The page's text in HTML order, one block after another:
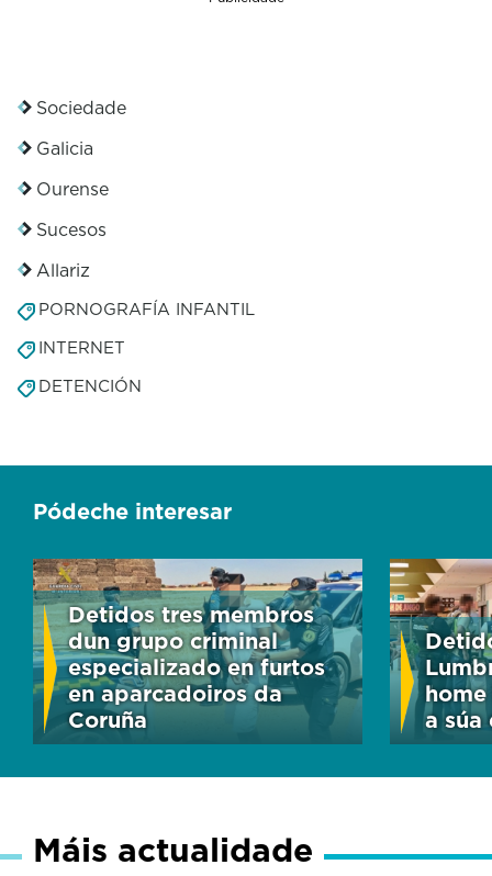
Sociedade
Galicia
Ourense
Sucesos
Allariz
PORNOGRAFÍA INFANTIL
INTERNET
DETENCIÓN
Pódeche interesar
Detidos tres membros
dun grupo criminal
especializado en furtos
en aparcadoiros da
Coruña
a súa
Máis actualidade